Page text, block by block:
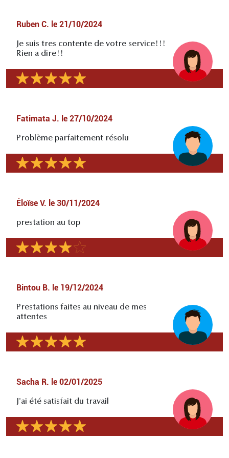
Ruben C. le 21/10/2024
Je suis tres contente de votre service!!!
Rien a dire!!
Fatimata J. le 27/10/2024
Problème parfaitement résolu
Éloïse V. le 30/11/2024
prestation au top
Bintou B. le 19/12/2024
Prestations faites au niveau de mes
attentes
Sacha R. le 02/01/2025
J'ai été satisfait du travail